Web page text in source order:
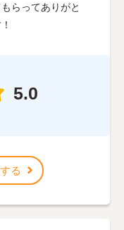
らってありがと
5.0
る